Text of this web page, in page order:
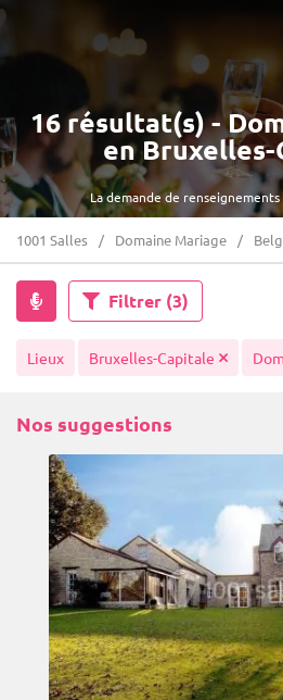
La demande de
16 résultat(s) -
en
1001 Salles Domaine Mariage
Filtrer (3)
Lieux Bruxelles-Capitale
Nos suggestions